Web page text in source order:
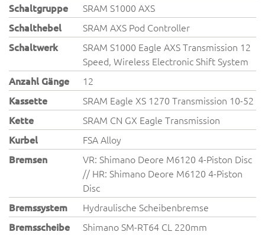
Schaltgruppe
SRAM S1000 AXS
Schalthebel
SRAM AXS Pod Controller
Schaltwerk
SRAM S1000 Eagle AXS Transmission 12
Speed, Wireless Electronic Shift System
Anzahl Gänge
12
Kassette
SRAM Eagle XS 1270 Transmission 10-52
Kette
SRAM CN GX Eagle Transmission
Kurbel
FSA Alloy
Bremsen
VR: Shimano Deore M6120 4-Piston Disc
// HR: Shimano Deore M6120 4-Piston
Disc
Bremssystem
Hydraulische Scheibenbremse
Bremsscheibe
Shimano SM-RT64 CL 220mm